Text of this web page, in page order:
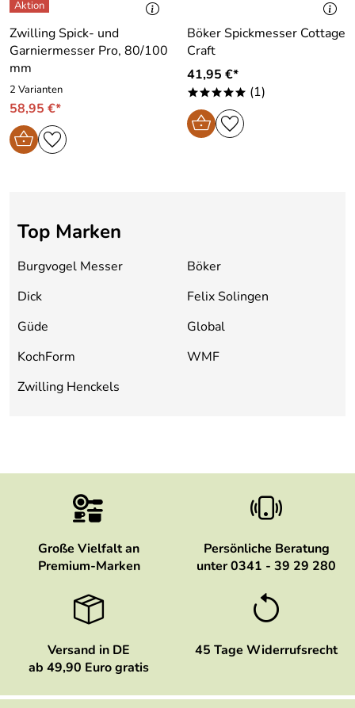
Zwilling Spick- und
Garniermesser Pro, 80/100
mm
2 Varianten
58,95 €*
Böker Spickmesser Cottage
Craft
41,95 €*
***** (1)
Top Marken
Burgvogel Messer
Böker
Dick
Felix Solingen
Güde
Global
KochForm
WMF
Zwilling Henckels
Große Vielfalt an
Premium-Marken
Persönliche Beratung
unter 0341 - 39 29 280
Versand in DE
ab 49,90 Euro gratis
45 Tage Widerrufsrecht